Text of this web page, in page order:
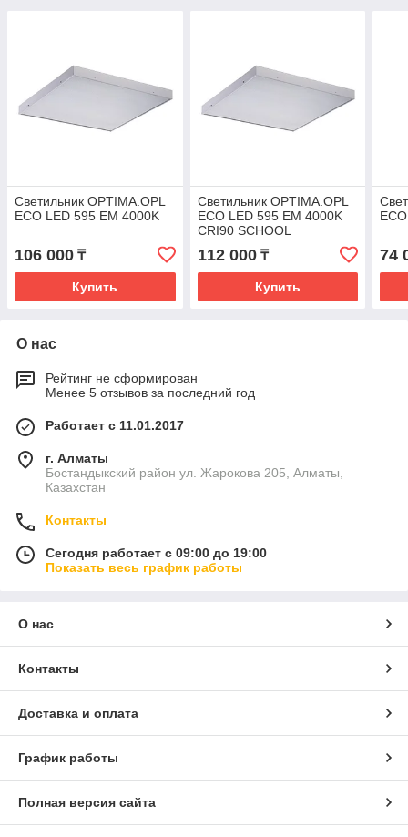
Светильник OPTIMA.OPL
ECO LED 595 EM 4000K
106 000 ₸
Купить
Светильник OPTIMA.OPL
ECO LED 595 EM 4000K
CRI90 SCHOOL
112 000₸
Купить
74
О нас
Рейтинг не сформирован
Менее 5 отзывов за последний год
Работает с 11.01.2017
г. Алматы
Бостандыкский район ул. Жарокова 205, Алматы,
Казахстан
Контакты
Сегодня работает с 09:00 до 19:00
Показать весь график работы
О нас
Контакты
Доставка и оплата
График работы
Полная версия сайта